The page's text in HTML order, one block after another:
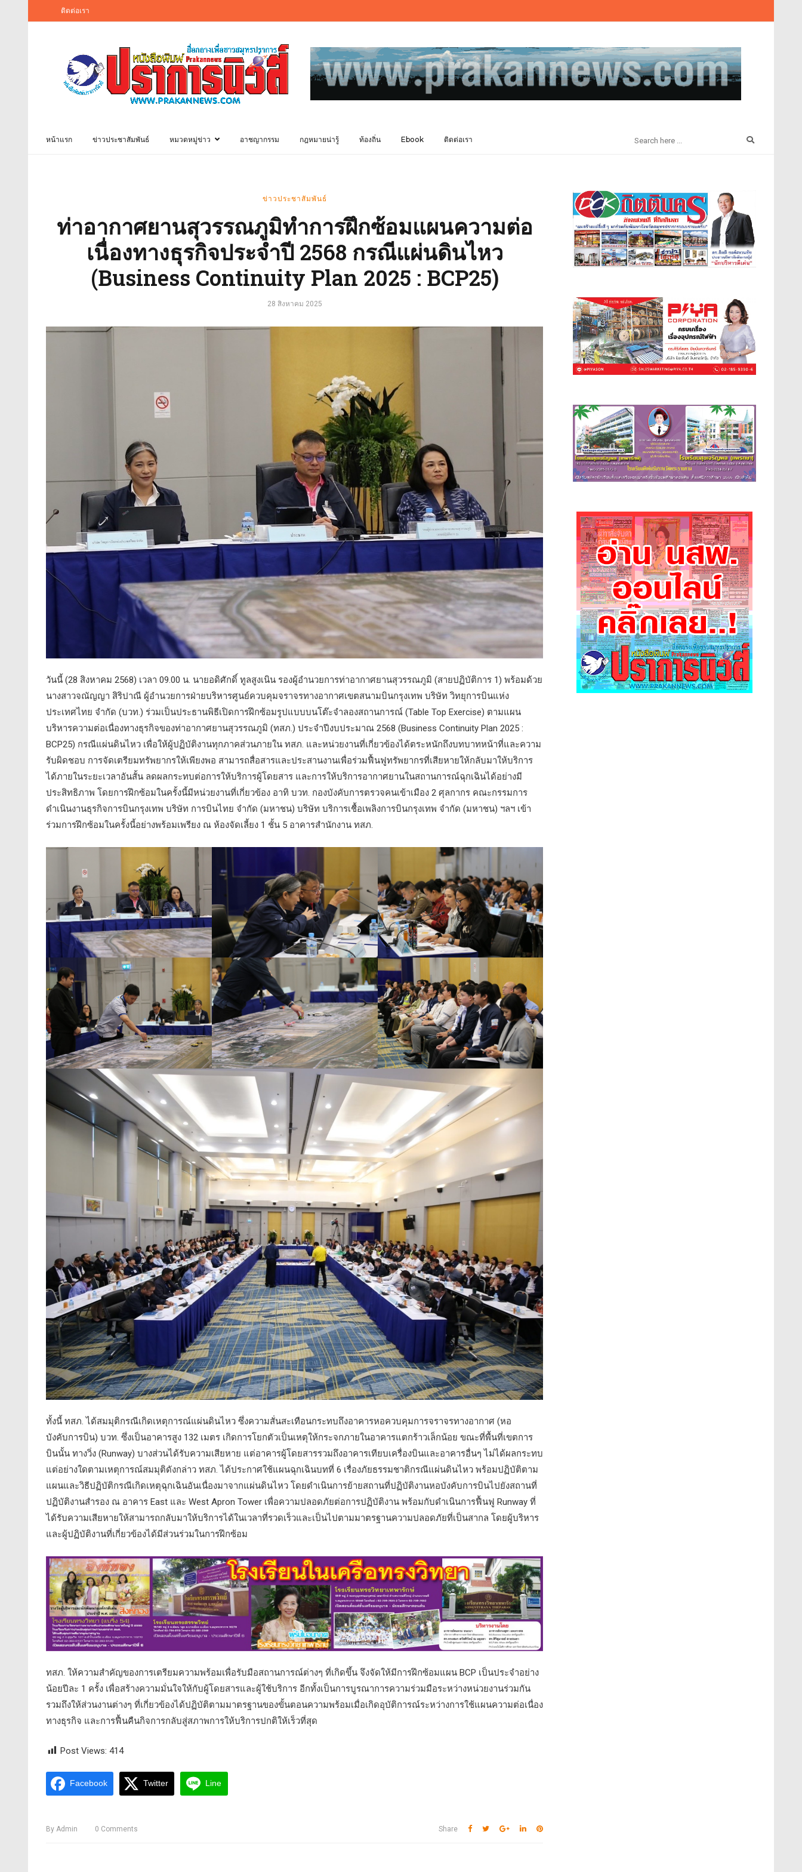
ติดต่อเรา
หน้าแรก ข่าวประชาสัมพันธ์ หมวดหมู่ข่าว อาชญากรรม กฎหมายน่ารู้ ท้องถิ่น Ebook ติดต่อเรา
ข่าวประชาสัมพันธ์
ท่าอากาศยานสุวรรณภูมิทำการฝึกซ้อมแผนความต่อ
เนื่องทางธุรกิจประจำปี 2568 กรณีแผ่นดินไหว
(Business Continuity Plan 2025 : BCP25)
28 สิงหาคม 2025
วันนี้ (28 สิงหาคม 2568) เวลา 09.00 น. นายอดิศักดิ์ ทูลสูงเนิน รองผู้อำนวยการท่าอากาศยานสุวรรณภูมิ (สายปฏิบัติการ 1) พร้อมด้วย
นางสาวจณัญญา สิริปาณี ผู้อำนวยการฝ่ายบริหารศูนย์ควบคุมจราจรทางอากาศเขตสนามบินกรุงเทพ บริษัท วิทยุการบินแห่ง
ประเทศไทย จำกัด (บวท.) ร่วมเป็นประธานพิธีเปิดการฝึกซ้อมรูปแบบบนโต๊ะจำลองสถานการณ์ (Table Top Exercise) ตามแผน
บริหารความต่อเนื่องทางธุรกิจของท่าอากาศยานสุวรรณภูมิ (ทสภ.) ประจำปีงบประมาณ 2568 (Business Continuity Plan 2025 :
BCP25) กรณีแผ่นดินไหว เพื่อให้ผู้ปฏิบัติงานทุกภาคส่วนภายใน ทสภ. และหน่วยงานที่เกี่ยวข้องได้ตระหนักถึงบทบาทหน้าที่และความ
รับผิดชอบ การจัดเตรียมทรัพยากรให้เพียงพอ สามารถสื่อสารและประสานงานเพื่อร่วมฟื้นฟูทรัพยากรที่เสียหายให้กลับมาให้บริการ
ได้ภายในระยะเวลาอันสั้น ลดผลกระทบต่อการให้บริการผู้โดยสาร และการให้บริการอากาศยานในสถานการณ์ฉุกเฉินได้อย่างมี
ประสิทธิภาพ โดยการฝึกซ้อมในครั้งนี้มีหน่วยงานที่เกี่ยวข้อง อาทิ บวท. กองบังคับการตรวจคนเข้าเมือง 2 ศุลกากร คณะกรรมการ
ดำเนินงานธุรกิจการบินกรุงเทพ บริษัท การบินไทย จำกัด (มหาชน) บริษัท บริการเชื้อเพลิงการบินกรุงเทพ จำกัด (มหาชน) ฯลฯ เข้า
ร่วมการฝึกซ้อมในครั้งนี้อย่างพร้อมเพรียง ณ ห้องจัดเลี้ยง 1 ชั้น 5 อาคารสำนักงาน ทสภ.
ทั้งนี้ ทสภ. ได้สมมุติกรณีเกิดเหตุการณ์แผ่นดินไหว ซึ่งความสั่นสะเทือนกระทบถึงอาคารหอควบคุมการจราจรทางอากาศ (หอ
บังคับการบิน) บวท. ซึ่งเป็นอาคารสูง 132 เมตร เกิดการโยกตัวเป็นเหตุให้กระจกภายในอาคารแตกร้าวเล็กน้อย ขณะที่พื้นที่เขตการ
บินนั้น ทางวิ่ง (Runway) บางส่วนได้รับความเสียหาย แต่อาคารผู้โดยสารรวมถึงอาคารเทียบเครื่องบินและอาคารอื่นๆ ไม่ได้ผลกระทบ
แต่อย่างใดตามเหตุการณ์สมมุติดังกล่าว ทสภ. ได้ประกาศใช้แผนฉุกเฉินบทที่ 6 เรื่องภัยธรรมชาติกรณีแผ่นดินไหว พร้อมปฏิบัติตาม
แผนและวิธีปฏิบัติกรณีเกิดเหตุฉุกเฉินอันเนื่องมาจากแผ่นดินไหว โดยดำเนินการย้ายสถานที่ปฏิบัติงานหอบังคับการบินไปยังสถานที่
ปฏิบัติงานสำรอง ณ อาคาร East และ West Apron Tower เพื่อความปลอดภัยต่อการปฏิบัติงาน พร้อมกับดำเนินการฟื้นฟู Runway ที่
ได้รับความเสียหายให้สามารถกลับมาให้บริการได้ในเวลาที่รวดเร็วและเป็นไปตามมาตรฐานความปลอดภัยที่เป็นสากล โดยผู้บริหาร
และผู้ปฏิบัติงานที่เกี่ยวข้องได้มีส่วนร่วมในการฝึกซ้อม
ทสภ. ให้ความสำคัญของการเตรียมความพร้อมเพื่อรับมือสถานการณ์ต่างๆ ที่เกิดขึ้น จึงจัดให้มีการฝึกซ้อมแผน BCP เป็นประจำอย่าง
น้อยปีละ 1 ครั้ง เพื่อสร้างความมั่นใจให้กับผู้โดยสารและผู้ใช้บริการ อีกทั้งเป็นการบูรณาการความร่วมมือระหว่างหน่วยงานร่วมกัน
รวมถึงให้ส่วนงานต่างๆ ที่เกี่ยวข้องได้ปฏิบัติตามมาตรฐานของขั้นตอนความพร้อมเมื่อเกิดอุบัติการณ์ระหว่างการใช้แผนความต่อเนื่อง
ทางธุรกิจ และการฟื้นคืนกิจการกลับสู่สภาพการให้บริการปกติให้เร็วที่สุด
Post Views: 414
Facebook Twitter Line
By Admin 0 Comments Share